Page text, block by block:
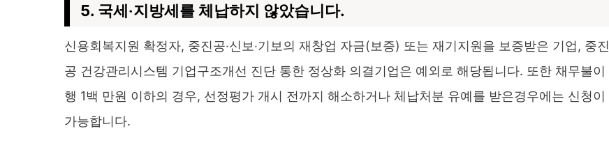
5. 국세‧지방세를 체납하지 않았습니다.
신용회복지원 확정자, 중진공‧신보‧기보의 재창업 자금(보증) 또는 재기지원을 보증받은 기업, 중진
공 건강관리시스템 기업구조개선 진단 통한 정상화 의결기업은 예외로 해당됩니다. 또한 채무불이
행 1백 만원 이하의 경우, 선정평가 개시 전까지 해소하거나 체납처분 유예를 받은경우에는 신청이
가능합니다.